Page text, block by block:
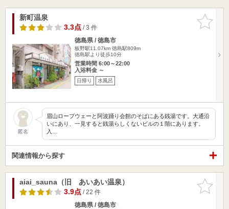
お気に入
りに追加
新町温泉
3.3点/ 3 件
徳島県 / 徳島市
板野駅11.07km 徳島駅809m
徳島駅より徒歩10分
営業時間 6:00～22:00
入浴料金 ～
日帰り 水風呂
匿名
眉山ロープウェーと阿波踊り会館のそばにある銭湯です。大通沿
いにあり、一見すると銭湯らしくないビルの１階にあります。
入…
関連情報から探す
お気に入
りに追加
aiai_sauna（旧 あいあい温泉）
3.9点/ 22 件
徳島県 / 徳島市